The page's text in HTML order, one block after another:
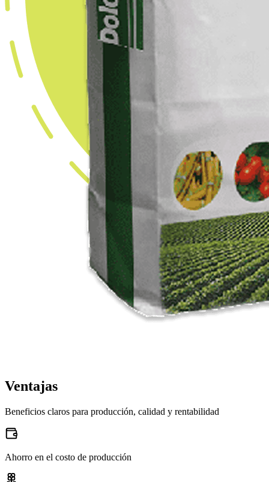
Ventajas
Beneficios claros para producción, calidad y rentabilidad
Ahorro en el costo de producción